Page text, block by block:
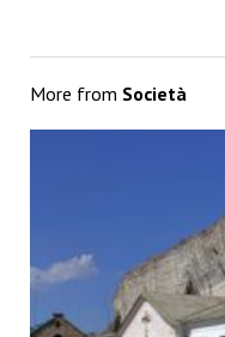
More from Società